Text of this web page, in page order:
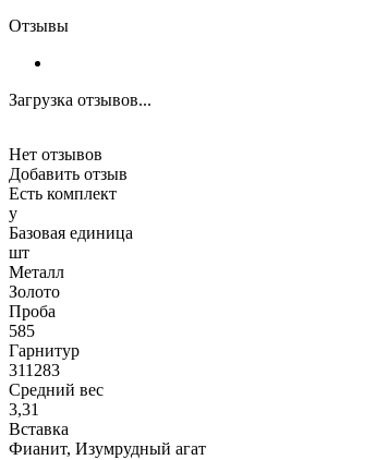
Отзывы
Загрузка отзывов...
Нет отзывов
Добавить отзыв
Есть комплект
y
Базовая единица
шт
Металл
Золото
Проба
585
Гарнитур
311283
Средний вес
3,31
Вставка
Фианит, Изумрудный агат